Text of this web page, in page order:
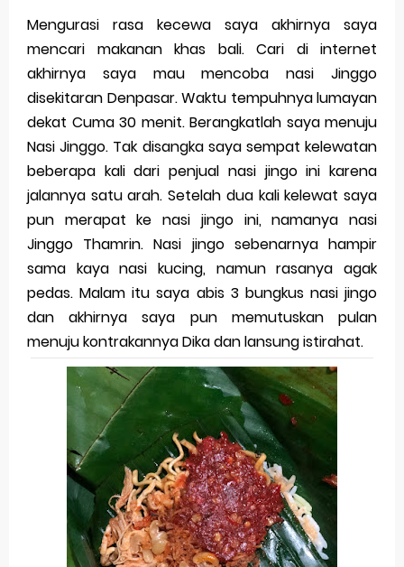
Mengurasi rasa kecewa saya akhirnya saya
mencari makanan khas bali. Cari di internet
akhirnya saya mau mencoba nasi Jinggo
disekitaran Denpasar. Waktu tempuhnya lumayan
dekat Cuma 30 menit. Berangkatlah saya menuju
Nasi Jinggo. Tak disangka saya sempat kelewatan
beberapa kali dari penjual nasi jingo ini karena
jalannya satu arah. Setelah dua kali kelewat saya
pun merapat ke nasi jingo ini, namanya nasi
Jinggo Thamrin. Nasi jingo sebenarnya hampir
sama kaya nasi kucing, namun rasanya agak
pedas. Malam itu saya abis 3 bungkus nasi jingo
dan akhirnya saya pun memutuskan pulan
menuju kontrakannya Dika dan lansung istirahat.